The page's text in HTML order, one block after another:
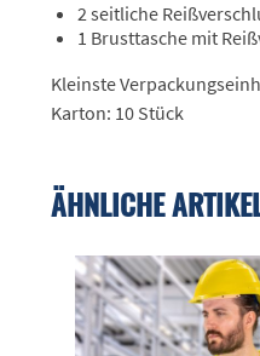
2 seitliche
1 Brusttasche mit
Kleinste
Karton: 10 Stück
ÄHNLICHE